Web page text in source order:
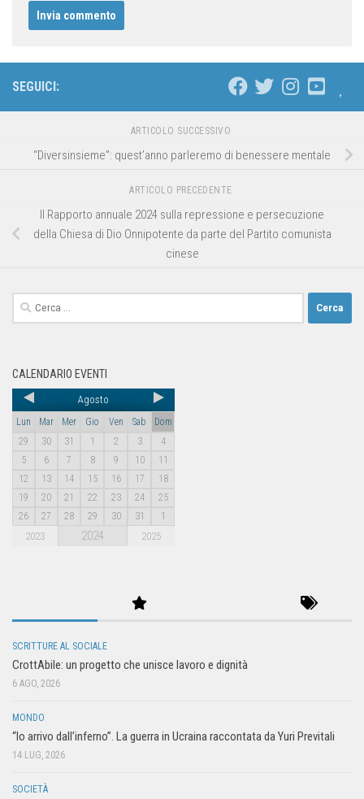
SEGUICI:
ARTICOLO SUCCESSIVO
“Diversinsieme”: quest’anno parleremo di benessere mentale
ARTICOLO PRECEDENTE
Il Rapporto annuale 2024 sulla repressione e persecuzione
della Chiesa di Dio Onnipotente da parte del Partito comunista
cinese
CALENDARIO EVENTI
Agosto
Lun Mar Mer Gio Ven Sab
Dom
29
30 31 1 2 3
4
5
6 7 8 9 10
11
12
13 14 15 16 17
18
19
20 21 22 23 24
25
26
27 28 29 30 31 1
2023 2024 2025
SCRITTURE AL SOCIALE
CrottAbile: un progetto che unisce lavoro e dignità
6 AGO, 2026
MONDO
“Io arrivo dall’inferno”. La guerra in Ucraina raccontata da Yuri Previtali
14 LUG, 2026
SOCIETÀ